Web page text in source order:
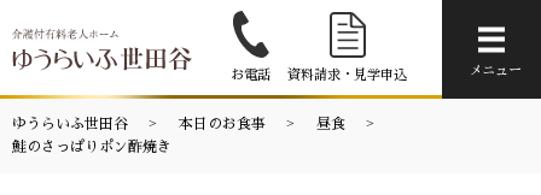
お電話 資料請求・見学申込 メニュー
ゆうらいふ世田谷 本日のお食事
昼食
鮭のさっぱりポン酢焼き